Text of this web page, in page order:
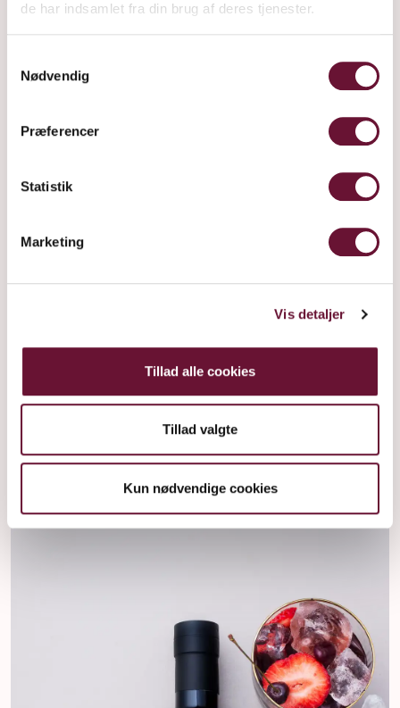
de har indsamlet fra din brug af deres tjenester.
Nødvendig
Præferencer
Statistik
Marketing
Vis detaljer
Tillad alle cookies
Tillad valgte
Kun nødvendige cookies
KIRSEBÆRJUICE, 1,5 L
140 kr+ Fragt